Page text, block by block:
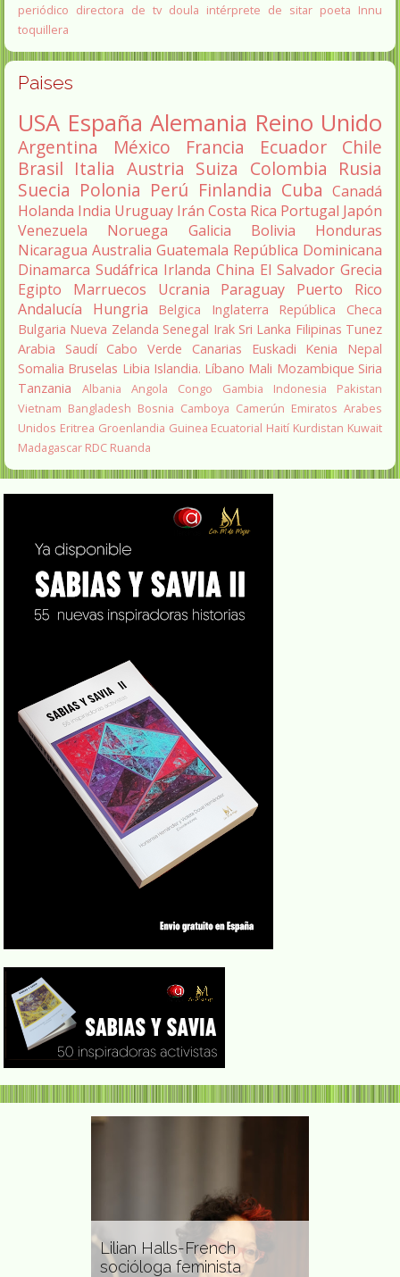
periódico directora de tv doula intérprete de sitar poeta Innu
toquillera
Paises
USA España Alemania Reino Unido
Argentina México Francia Ecuador
Chile
Brasil Italia Austria Suiza Colombia Rusia
Suecia Polonia Perú Finlandia Cuba Canadá
Holanda India Uruguay Irán Costa Rica Portugal Japón
Venezuela
Noruega Galicia Bolivia
Honduras
Nicaragua Australia Guatemala República Dominicana
Dinamarca Sudáfrica Irlanda China El Salvador Grecia
Egipto
Marruecos Ucrania Paraguay
Puerto Rico
Andalucía
Hungria Belgica Inglaterra
República Checa
Bulgaria Nueva Zelanda Senegal Irak Sri Lanka Filipinas Tunez
Arabia Saudí Cabo Verde Canarias Euskadi Kenia
Nepal
Somalia Bruselas Libia Islandia. Líbano Mali Mozambique Siria
Tanzania
Albania Angola Congo Gambia Indonesia
Pakistan
Vietnam Bangladesh Bosnia Camboya Camerún Emiratos Arabes
Unidos Eritrea Groenlandia Guinea Ecuatorial Haití Kurdistan Kuwait
Madagascar RDC Ruanda
Lilian Halls-French
socióloga feminista